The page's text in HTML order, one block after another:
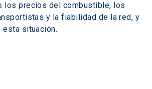
los precios del combustible, los
y la fiabilidad de la red, y
esta situación.